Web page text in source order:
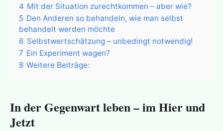
4 Mit der Situation zurechtkommen – aber wie?
5 Den Anderen so behandeln, wie man selbst
behandelt werden möchte
6 Selbstwertschätzung – unbedingt notwendig!
7 Ein Experiment wagen?
8 Weitere Beiträge:
In der Gegenwart leben – im Hier und
Jetzt